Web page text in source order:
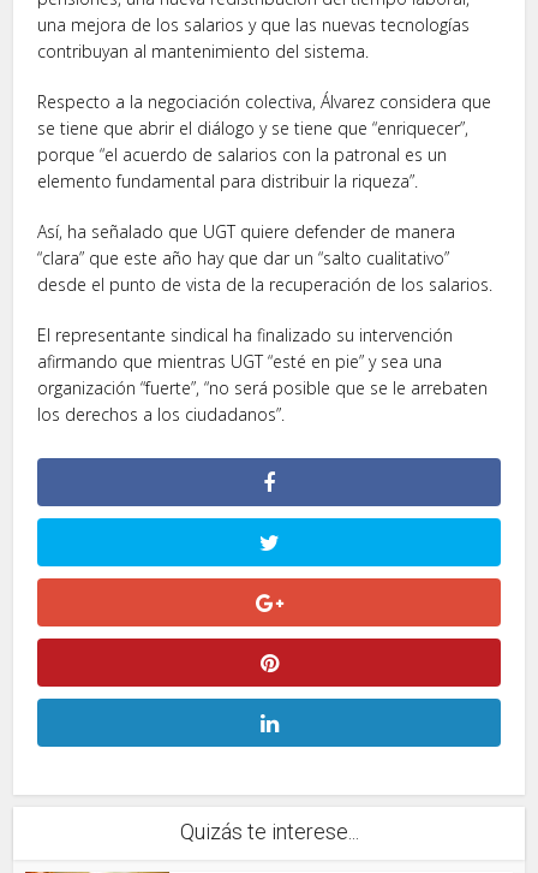
una mejora de los salarios y que las nuevas tecnologías
contribuyan al mantenimiento del sistema.
Respecto a la negociación colectiva, Álvarez considera que
se tiene que abrir el diálogo y se tiene que “enriquecer”,
porque “el acuerdo de salarios con la patronal es un
elemento fundamental para distribuir la riqueza”.
Así, ha señalado que UGT quiere defender de manera
“clara” que este año hay que dar un “salto cualitativo”
desde el punto de vista de la recuperación de los salarios.
El representante sindical ha finalizado su intervención
afirmando que mientras UGT “esté en pie” y sea una
organización “fuerte”, “no será posible que se le arrebaten
los derechos a los ciudadanos”.
Quizás te interese...